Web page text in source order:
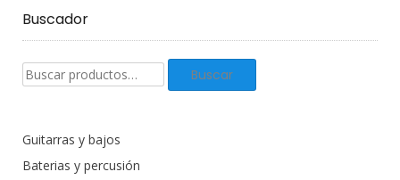
Buscador
Buscar
productos:
Buscar
Guitarras y bajos
Baterias y percusión